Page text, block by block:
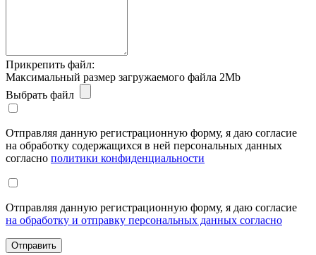
Прикрепить файл:
Максимальный размер загружаемого файла 2Mb
Выбрать файл
Отправляя данную регистрационную форму, я даю согласие
на обработку содержащихся в ней персональных данных
согласно политики конфиденциальности
Отправляя данную регистрационную форму, я даю согласие
на обработку и отправку персональных данных согласно